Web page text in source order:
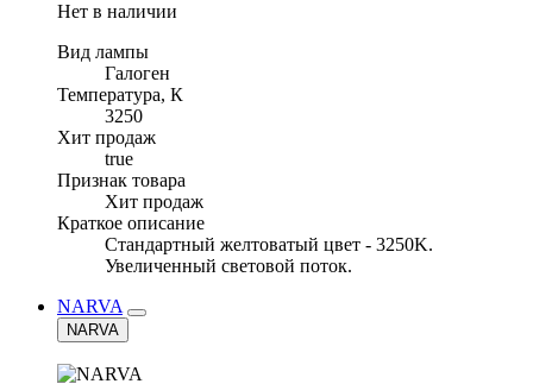
Нет в наличии
Вид лампы
Галоген
Температура, К
3250
Хит продаж
true
Признак товара
Хит продаж
Краткое описание
Стандартный желтоватый цвет - 3250K.
Увеличенный световой поток.
NARVA
NARVA